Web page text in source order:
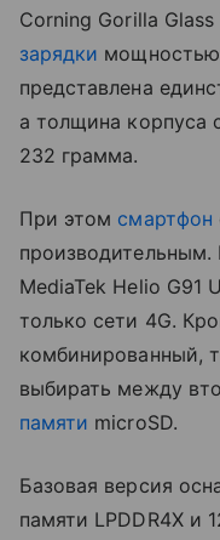
Corning Gorilla
зарядки мощностью
представлена
а толщина корпуса
232 грамма.
При этом смартфон
производительным.
MediaTek Helio G91
только сети 4G.
комбинированный,
выбирать между
памяти microSD.
Базовая версия
памяти LPDDR4X и